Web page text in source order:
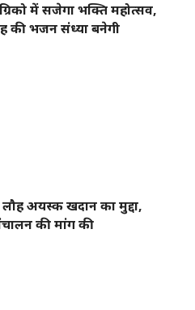
में सजेगा भक्ति महोत्सव,
की भजन संध्या बनेगी
अयस्क खदान का मुद्दा,
की मांग की